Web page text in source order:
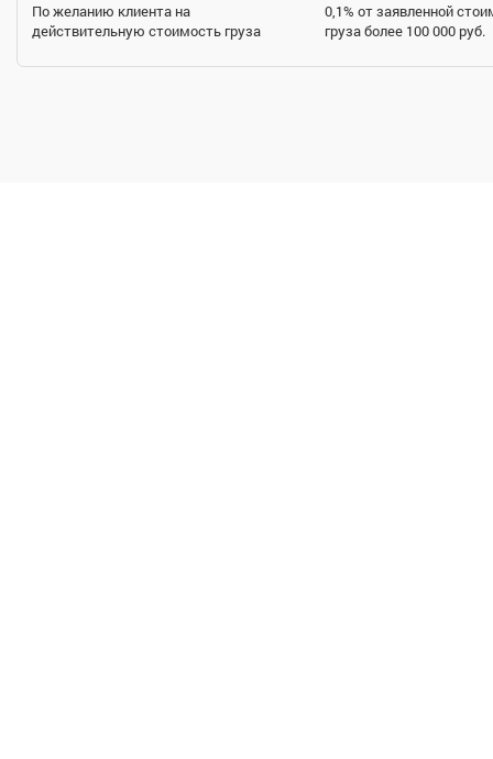
По желанию клиента на
действительную стоимость груза
0,1% от заявленной
груза более 100 000 руб.